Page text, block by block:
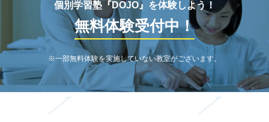
個別学習塾『DOJO』を体験しよう！
無料体験受付中！
※一部無料体験を実施していない教室がございます。